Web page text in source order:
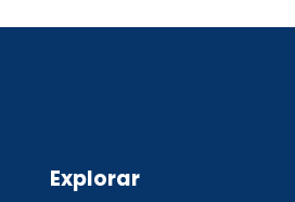
Explorar